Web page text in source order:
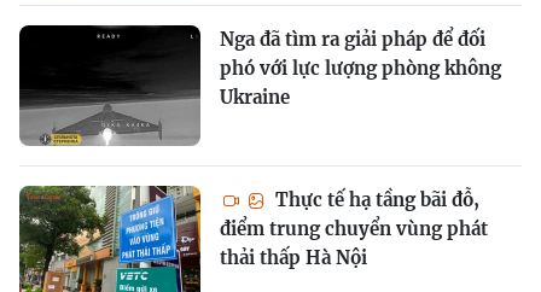
Nga đã tìm ra giải pháp để đối
phó với lực lượng phòng không
Ukraine
Thực tế hạ tầng bãi đỗ,
điểm trung chuyển vùng phát
thải thấp Hà Nội